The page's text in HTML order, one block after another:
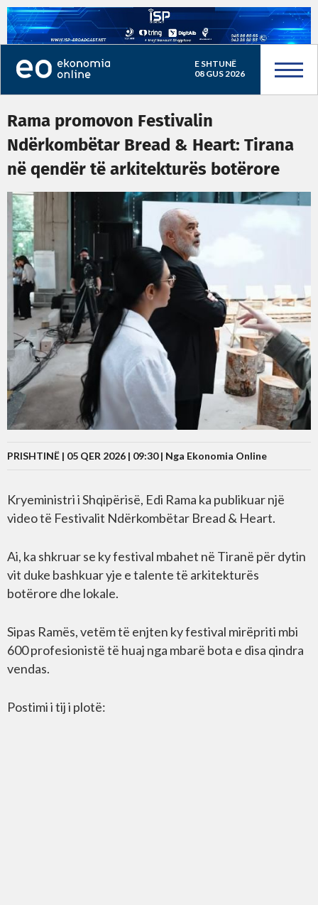
E SHTUNË
08 GUS 2026
Rama promovon Festivalin
Ndërkombëtar Bread & Heart: Tirana
në qendër të arkitekturës botërore
PRISHTINË | 05 QER 2026 | 09:30 | Nga Ekonomia Online
Kryeministri i Shqipërisë, Edi Rama ka publikuar një
video të Festivalit Ndërkombëtar Bread & Heart.
Ai, ka shkruar se ky festival mbahet në Tiranë për dytin
vit duke bashkuar yje e talente të arkitekturës
botërore dhe lokale.
Sipas Ramës, vetëm të enjten ky festival mirëpriti mbi
600 profesionistë të huaj nga mbarë bota e disa qindra
vendas.
Postimi i tij i plotë: